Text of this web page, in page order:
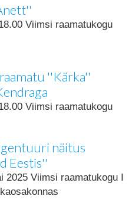
Viimsi raamatukogu
''Kärka''
Viimsi raamatukogu
näitus
Eestis''
2025 Viimsi raamatukogu I